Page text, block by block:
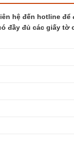
hệ đến hotline
đầy đủ các giấy tờ